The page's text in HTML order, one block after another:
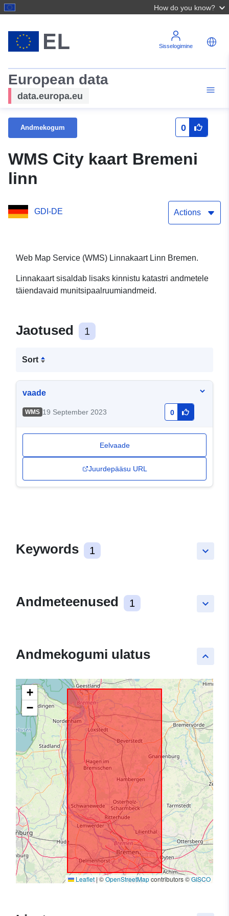
How do you know?
Sisselogimine
European data
data.europa.eu
Andmekogum 0
WMS City kaart Bremeni
linn
GDI-DE Actions
Web Map Service (WMS) Linnakaart Linn Bremen.
Linnakaart sisaldab lisaks kinnistu katastri andmetele
täiendavaid munitsipaalruumiandmeid.
Jaotused 1
Sort
vaade
WMS 19 September 2023 0
Eelvaade
Juurdepääsu URL
keyboard_arrow_down
Keywords 1
keyboard_arrow_down
Andmeteenused 1
keyboard_arrow_up
Andmekogumi ulatus
+
−
Leaflet|©OpenStreetMapcontributors ©GISCO